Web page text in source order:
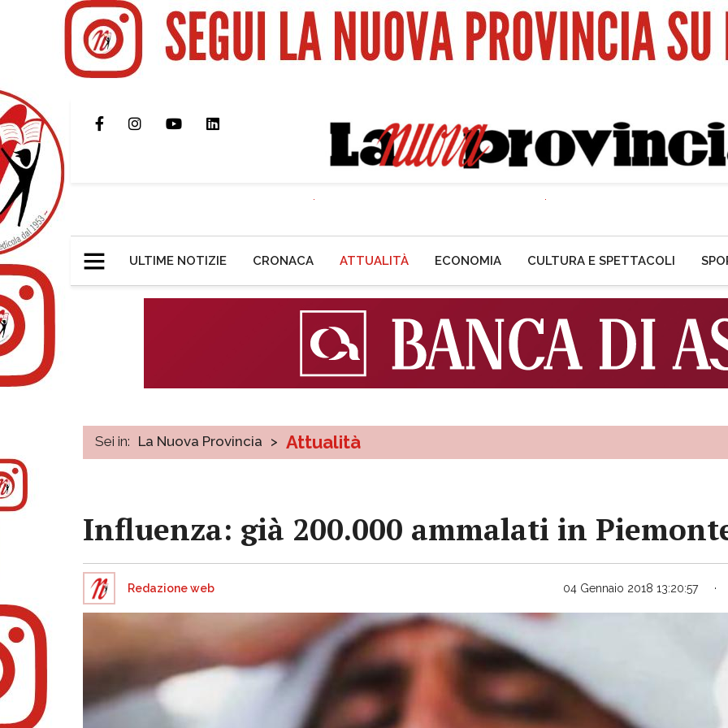
ULTIME NOTIZIE CRONACA ATTUALITÀ ECONOMIA CULTURA E SPETTACOLI
Sei in: La Nuova Provincia > Attualità
Influenza: già 200.000 ammalati in
Redazione web 04 Gennaio 2018 13:20:57